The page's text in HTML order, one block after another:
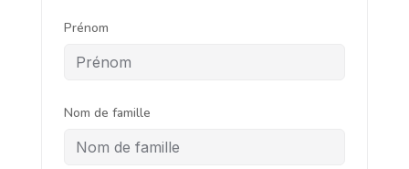
Prénom
Nom de famille